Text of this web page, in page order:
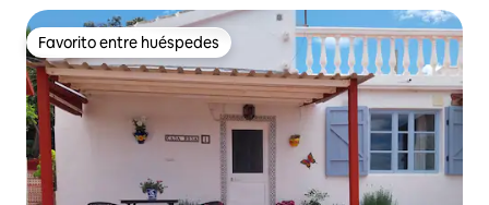
Favorito entre huéspedes
Favorito entre huéspedes